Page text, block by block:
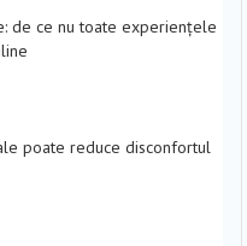
de ce nu toate experiențele
poate reduce disconfortul